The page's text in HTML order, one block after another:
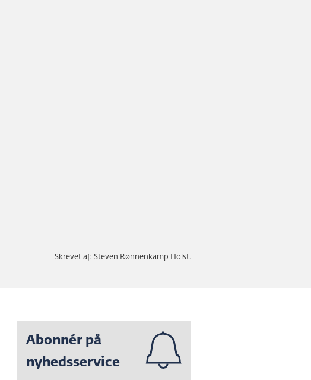
Skrevet af: Steven Rønnenkamp Holst.
Abonnér på
nyhedsservice